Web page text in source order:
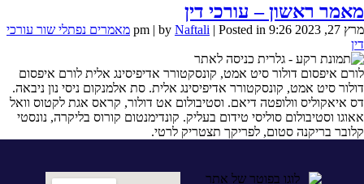
מאמר ראשון – עורכי דין
מרץ 27, 2023 9:26 pm | by Naftali | Posted in
מאמרים נפתלי שור עורכי
דין
לורם איפסום דולור סיט אמט, קונסקטורר אדיפיסינג אלית לורם איפסום
דולור סיט אמט, קונסקטורר אדיפיסינג אלית. סת אלמנקום ניסי נון ניבאה.
דס איאקוליס וולופטה דיאם. וסטיבולום אט דולור, קראס אגת לקטוס וואל
אאוגו וסטיבולום סוליסי טידום בעליק. קונדימנטום קורוס בליקרה, נונסטי
קלובר בריקנה סטום, לפריקך תצטריק לרטי.